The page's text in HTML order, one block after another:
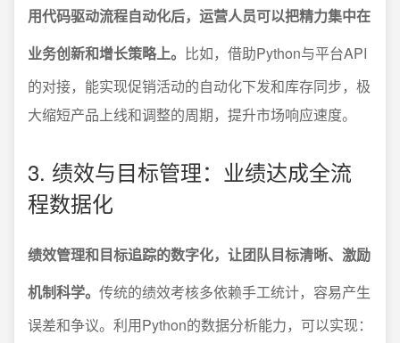
用代码驱动流程自动化后，运营人员可以把精力集中在
业务创新和增长策略上。 比如，借助Python与平台API
的对接，能实现促销活动的自动化下发和库存同步，极
大缩短产品上线和调整的周期，提升市场响应速度。
3. 绩效与目标管理：业绩达成全流
程数据化
绩效管理和目标追踪的数字化，让团队目标清晰、激励
机制科学。 传统的绩效考核多依赖手工统计，容易产生
误差和争议。利用Python的数据分析能力，可以实现：